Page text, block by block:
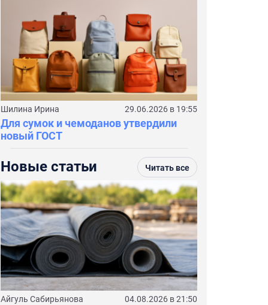
Шилина Ирина 29.06.2026 в 19:55
Для сумок и чемоданов утвердили
новый ГОСТ
Новые статьи Читать все
Айгуль Сабирьянова 04.08.2026 в 21:50